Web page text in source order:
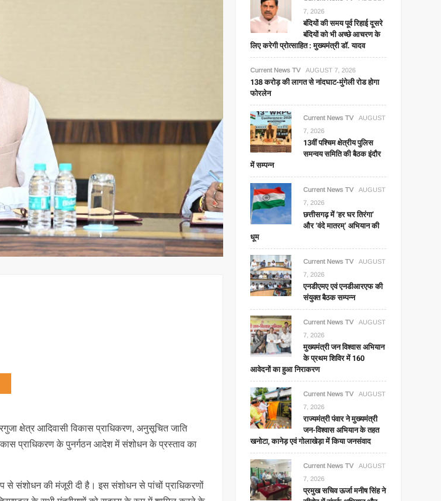
क्षेत्र आदिवासी विकास प्राधिकरण, अनुसूचित जाति
प्राधिकरण के पुनर्गठन आदेश में संशोधन के प्रस्ताव का
से संशोधन की मंजूरी दी है। इस संशोधन से पांचों प्राधिकरणों
7, 2026
बंदियों की समय पूर्व रिहाई दूसरे
बंदियों को भी अच्छे आचरण के
लिए करेगी प्रोत्साहित : मुख्यमंत्री डॉ. यादव
Current News TV AUGUST 7, 2026
138 करोड़ की लागत से नांदघाट-मुंगेली रोड होगा
फोरलेन
Current News TV
AUGUST
7, 2026
13वीं पश्चिम क्षेत्रीय पुलिस
समन्वय समिति की बैठक इंदौर
में सम्पन्न
Current News TV
AUGUST
7, 2026
छत्तीसगढ़ में ‘हर घर तिरंगा’
और ‘वंदे मातरम्’ अभियान की
धूम
Current News TV
AUGUST
7, 2026
एनडीएमए एवं एनडीआरएफ की
संयुक्त बैठक सम्पन्न
Current News TV
AUGUST
7, 2026
मुख्यमंत्री जन विश्वास अभियान
के प्रथम शिविर में 160
आवेदनों का हुआ निराकरण
Current News TV
AUGUST
7, 2026
राज्यमंत्री पंवार ने मुख्यमंत्री
जन-विश्वास अभियान के तहत
खनोटा, कानेड़ एवं गोलाखेड़ा में किया जनसंवाद
Current News TV
AUGUST
7, 2026
प्रमुख सचिव ऊर्जा मनीष सिंह ने